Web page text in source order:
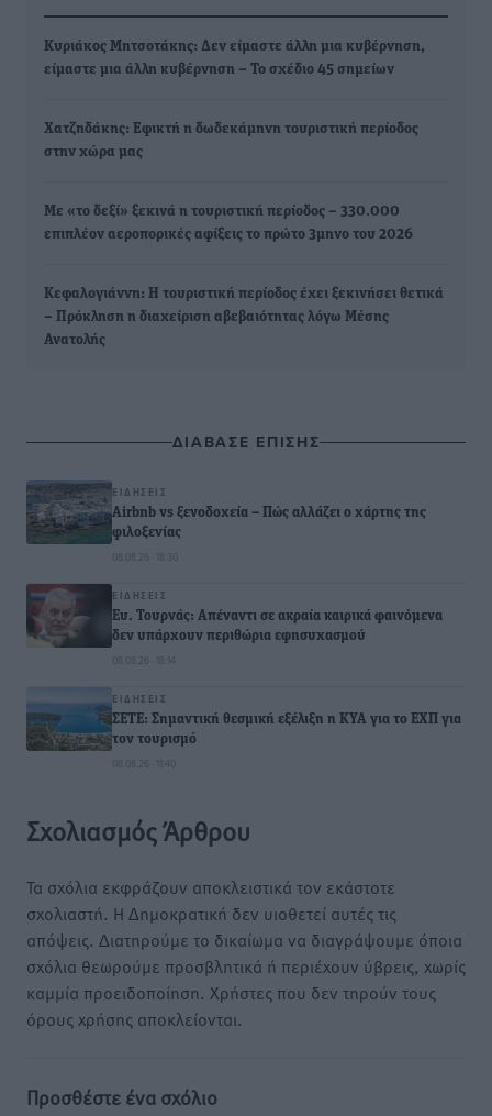
Κυριάκος Μητσοτάκης: Δεν είμαστε άλλη μια κυβέρνηση,
είμαστε μια άλλη κυβέρνηση – Το σχέδιο 45 σημείων
Χατζηδάκης: Εφικτή η δωδεκάμηνη τουριστική περίοδος
στην χώρα μας
Με «το δεξί» ξεκινά η τουριστική περίοδος – 330.000
επιπλέον αεροπορικές αφίξεις το πρώτο 3μηνο του 2026
Κεφαλογιάννη: Η τουριστική περίοδος έχει ξεκινήσει θετικά
– Πρόκληση η διαχείριση αβεβαιότητας λόγω Μέσης
Ανατολής
ΔΙΑΒΑΣΕ ΕΠΙΣΗΣ
ΕΙΔΉΣΕΙΣ
Airbnb vs ξενοδοχεία – Πώς αλλάζει ο χάρτης της
φιλοξενίας
08.08.26 · 18:30
ΕΙΔΉΣΕΙΣ
Ευ. Τουρνάς: Απέναντι σε ακραία καιρικά φαινόμενα
δεν υπάρχουν περιθώρια εφησυχασμού
08.08.26 · 18:14
ΕΙΔΉΣΕΙΣ
ΣΕΤΕ: Σημαντική θεσμική εξέλιξη η ΚΥΑ για το ΕΧΠ για
τον τουρισμό
08.08.26 · 11:40
Σχολιασμός Άρθρου
Τα σχόλια εκφράζουν αποκλειστικά τον εκάστοτε
σχολιαστή. Η Δημοκρατική δεν υιοθετεί αυτές τις
απόψεις. Διατηρούμε το δικαίωμα να διαγράψουμε όποια
σχόλια θεωρούμε προσβλητικά ή περιέχουν ύβρεις, χωρίς
καμμία προειδοποίηση. Χρήστες που δεν τηρούν τους
όρους χρήσης αποκλείονται.
Προσθέστε ένα σχόλιο